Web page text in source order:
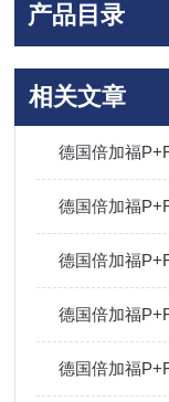
产品目录
相关文章
德国倍加福
德国倍加福